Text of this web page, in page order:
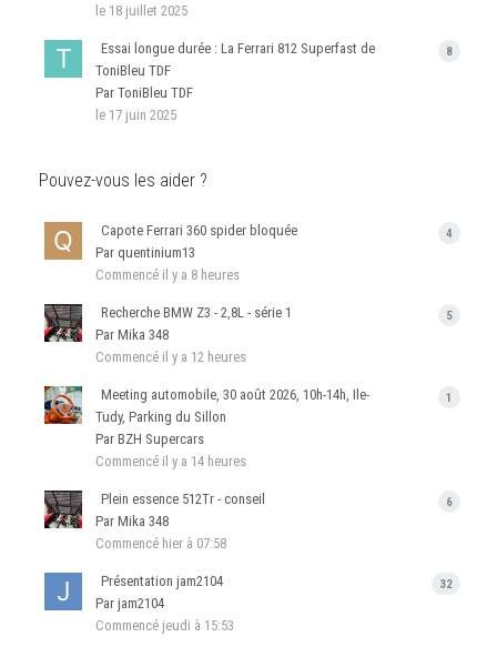
le 18 juillet 2025
8
Essai longue durée : La Ferrari 812 Superfast de
ToniBleu TDF
Par ToniBleu TDF
le 17 juin 2025
Pouvez-vous les aider ?
4
Capote Ferrari 360 spider bloquée
Par quentinium13
Commencé il y a 8 heures
5
Recherche BMW Z3 - 2,8L - série 1
Par Mika 348
Commencé il y a 12 heures
1
Meeting automobile, 30 août 2026, 10h-14h, Ile-
Tudy, Parking du Sillon
Par BZH Supercars
Commencé il y a 14 heures
6
Plein essence 512Tr - conseil
Par Mika 348
Commencé hier à 07:58
32
Présentation jam2104
Par jam2104
Commencé jeudi à 15:53